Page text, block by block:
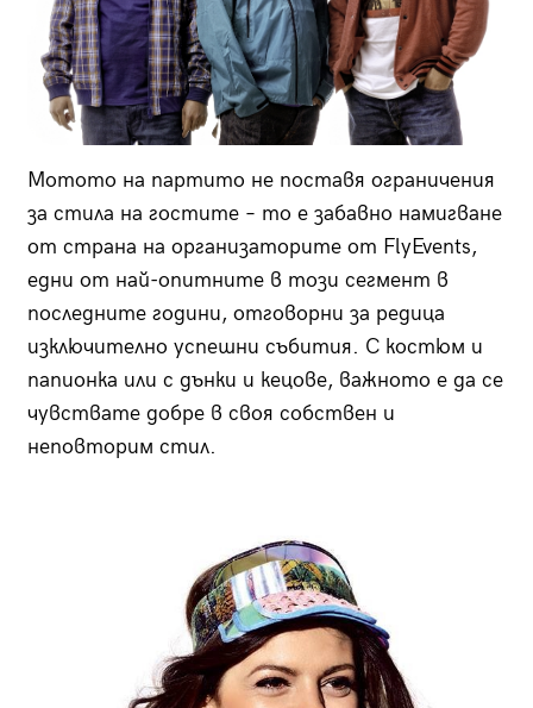
Мотото на партито не поставя ограничения
за стила на гостите – то е забавно намигване
от страна на организаторите от FlyEvents,
едни от най-опитните в този сегмент в
последните години, отговорни за редица
изключително успешни събития. С костюм и
папионка или с дънки и кецове, важното е да се
чувствате добре в своя собствен и
неповторим стил.